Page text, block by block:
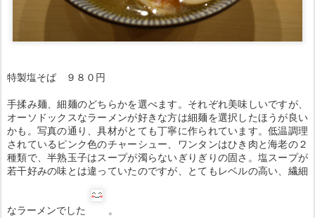
特製塩そば ９８０円
手揉み麺、細麺のどちらかを選べます。それぞれ美味しいですが、
オーソドックスなラーメンが好きな方は細麺を選択したほうが良い
かも。写真の通り、具材がとても丁寧に作られています。低温調理
されているピンク色のチャーシュー、ワンタンはひき肉と海老の２
種類で、半熟玉子はスープが濁らないぎりぎりの固さ。塩スープが
若干好みの味とは違っていたのですが、とてもレベルの高い、繊細
なラーメンでした 。